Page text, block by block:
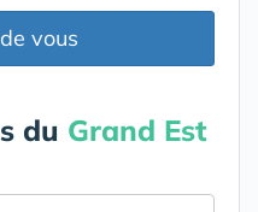
vous
du Grand Est